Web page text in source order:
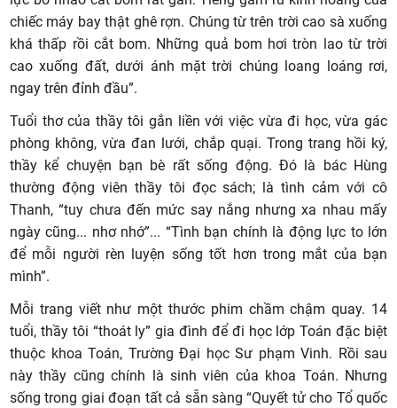
chiếc máy bay thật ghê rợn. Chúng từ trên trời cao sà xuống
khá thấp rồi cắt bom. Những quả bom hơi tròn lao từ trời
cao xuống đất, dưới ánh mặt trời chúng loang loáng rơi,
ngay trên đỉnh đầu”.
Tuổi thơ của thầy tôi gắn liền với việc vừa đi học, vừa gác
phòng không, vừa đan lưới, chắp quại. Trong trang hồi ký,
thầy kể chuyện bạn bè rất sống động. Đó là bác Hùng
thường động viên thầy tôi đọc sách; là tình cảm với cô
Thanh, “tuy chưa đến mức say nắng nhưng xa nhau mấy
ngày cũng... nhơ nhớ”... “Tình bạn chính là động lực to lớn
để mỗi người rèn luyện sống tốt hơn trong mắt của bạn
mình”.
Mỗi trang viết như một thước phim chầm chậm quay. 14
tuổi, thầy tôi “thoát ly” gia đình để đi học lớp Toán đặc biệt
thuộc khoa Toán, Trường Đại học Sư phạm Vinh. Rồi sau
này thầy cũng chính là sinh viên của khoa Toán. Nhưng
sống trong giai đoạn tất cả sẵn sàng “Quyết tử cho Tổ quốc